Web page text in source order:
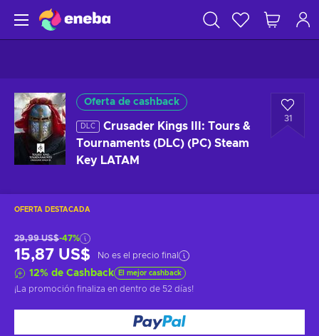
Oferta de cashback
DLC
Crusader Kings III: Tours &
Tournaments (DLC) (PC) Steam
Key LATAM
31
OFERTA DESTACADA
29,99 US$-47%
15,87 US$ No es el precio final
12% de Cashback El mejor cashback
¡La promoción finaliza en dentro de 52 días!